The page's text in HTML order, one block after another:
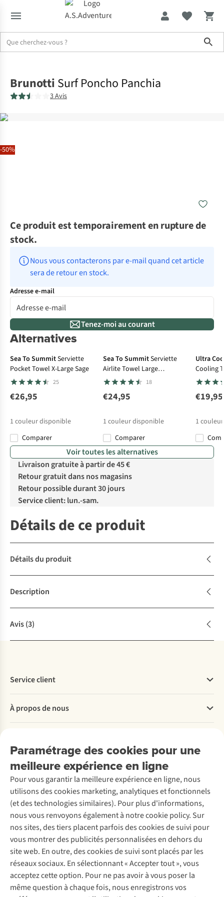
-50%
Brunotti Surf Poncho Panchia
3 Avis
Ce produit est temporairement en rupture de
stock.
Nous vous contacterons par e-mail quand cet article
sera de retour en stock.
Adresse e-mail
Tenez-moi au courant
Alternatives
Sea To SummitServiette
Pocket Towel X-Large Sage
25
€26,95
1 couleur disponible
Comparer
Sea To SummitServiette
Airlite Towel Large
Moonlight
18
€24,95
1 couleur disponible
Comparer
Ultra
Cooling
€19,95
1
Voir toutes les alternatives
Livraison gratuite à partir de 45 €
Retour gratuit dans nos magasins
Retour possible durant 30 jours
Service client: lun.-sam.
Détails de ce produit
Détails du produit
Description
Avis(3)
Paramétrage des cookies pour une
meilleure expérience en ligne
Pour vous garantir la meilleure expérience en ligne, nous
utilisons des cookies marketing, analytiques et fonctionnels
(et des technologies similaires). Pour plus d'informations,
nous vous renvoyons également à notre cookie policy. Sur
nos sites, des tiers placent parfois des cookies de suivi pour
vous montrer des publicités personnalisées en dehors du
site web. En outre, des cookies de suivi sont placés par les
réseaux sociaux. En sélectionnant « Accepter tout », vous
acceptez cette option. Pour ne pas avoir à vous poser la
même question à chaque fois, nous enregistrons vos
Service client
Commander
Payer
Retourner
Rétractation d'une commande
Entretien & réparations
Garantie
Contactez-nous
À propos de nous
Entreprise responsable
À propos d’Ayacucho
Nos magasins
À propos d’A.S.Adventure
Déclaration d'accessibilité
Location / Location sports d’hiver
Seconde-main
Entretien de ski
Service de lavage
Entretien de chaussures
Réparation de chaussures
Réparation de vêtements
Retouches
Pour les entreprises
Découvrez
A.S.Magazine
Explore Camp
Expertise & conseils
Abonnez-vous à la newsletter
Suivez-nous